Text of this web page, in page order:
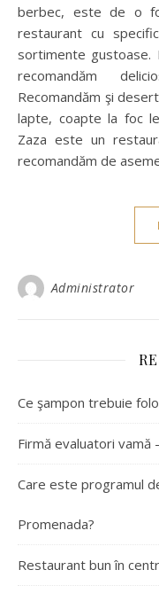
berbec, este de o
restaurant cu
sortimente gustoase.
recomandăm
Recomandăm şi
lapte, coapte la foc
Zaza este un
recomandăm de
Administrator
Ce şampon trebuie
Firmă evaluatori vamă
Care este programul
Promenada?
Restaurant bun în